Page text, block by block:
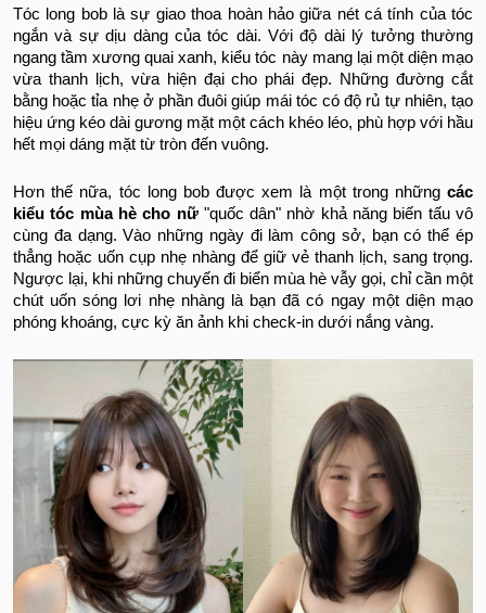
Tóc long bob là sự giao thoa hoàn hảo giữa nét cá tính của tóc
ngắn và sự dịu dàng của tóc dài. Với độ dài lý tưởng thường
ngang tầm xương quai xanh, kiểu tóc này mang lại một diện mạo
vừa thanh lịch, vừa hiện đại cho phái đẹp. Những đường cắt
bằng hoặc tỉa nhẹ ở phần đuôi giúp mái tóc có độ rủ tự nhiên, tạo
hiệu ứng kéo dài gương mặt một cách khéo léo, phù hợp với hầu
hết mọi dáng mặt từ tròn đến vuông.
Hơn thế nữa, tóc long bob được xem là một trong những các
kiểu tóc mùa hè cho nữ "quốc dân" nhờ khả năng biến tấu vô
cùng đa dạng. Vào những ngày đi làm công sở, bạn có thể ép
thẳng hoặc uốn cụp nhẹ nhàng để giữ vẻ thanh lịch, sang trọng.
Ngược lại, khi những chuyến đi biển mùa hè vẫy gọi, chỉ cần một
chút uốn sóng lơi nhẹ nhàng là bạn đã có ngay một diện mạo
phóng khoáng, cực kỳ ăn ảnh khi check-in dưới nắng vàng.